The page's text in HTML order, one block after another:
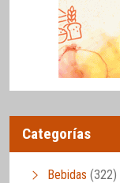
Categorías
Bebidas (322)